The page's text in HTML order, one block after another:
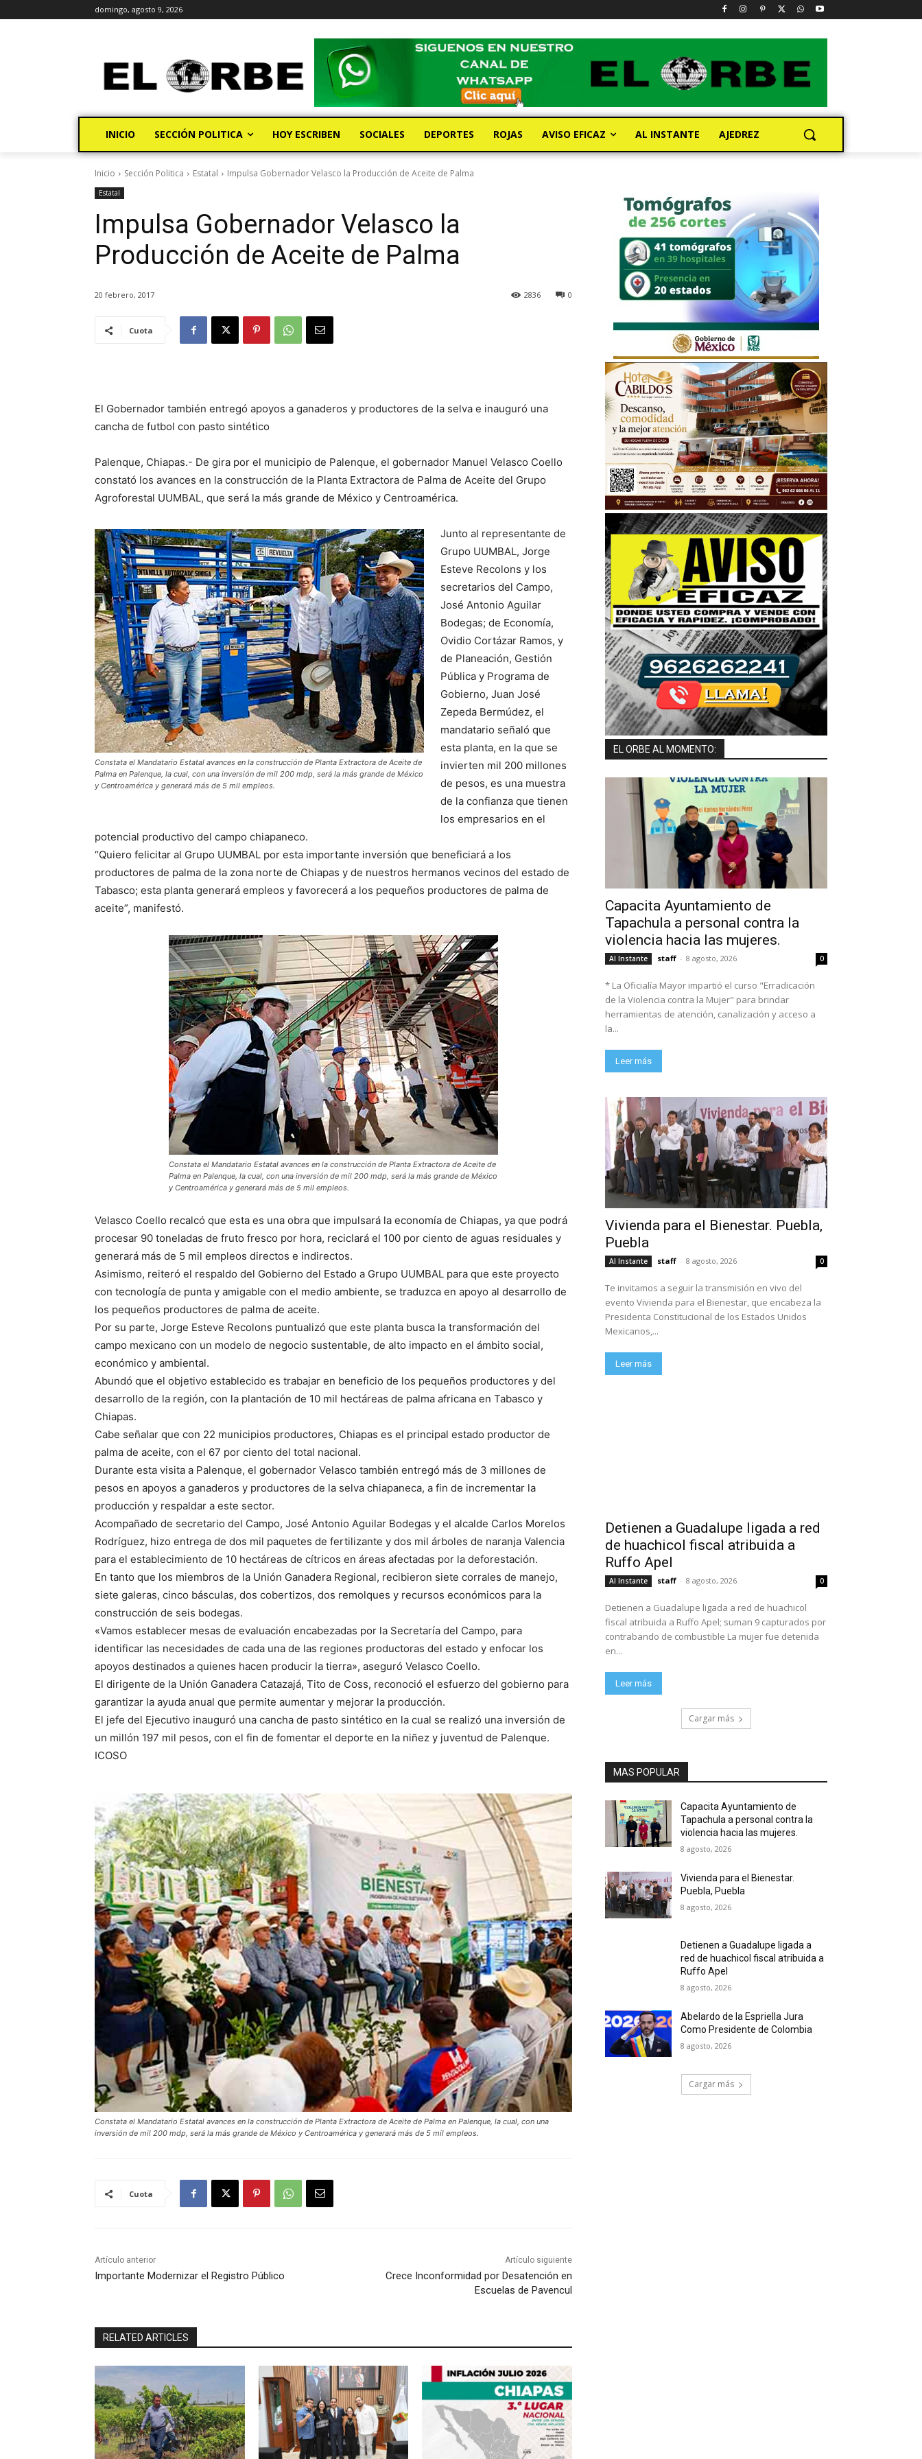
domingo, agosto 9, 2026
INICIO SECCIÓN POLITICA HOY ESCRIBEN SOCIALES DEPORTES ROJAS AVISO EFICAZ AL INSTANTE AJEDREZ
Inicio Sección Politica Estatal Impulsa Gobernador Velasco la Producción de Aceite de Palma
Estatal
Impulsa Gobernador Velasco la
Producción de Aceite de Palma
20 febrero, 2017 0
2836
Cuota
El Gobernador también entregó apoyos a ganaderos y productores de la selva e inauguró una
cancha de futbol con pasto sintético
Palenque, Chiapas.- De gira por el municipio de Palenque, el gobernador Manuel Velasco Coello
constató los avances en la construcción de la Planta Extractora de Palma de Aceite del Grupo
Agroforestal UUMBAL, que será la más grande de México y Centroamérica.
Constata el Mandatario Estatal avances en la construcción de Planta Extractora de Aceite de
Palma en Palenque, la cual, con una inversión de mil 200 mdp, será la más grande de México
y Centroamérica y generará más de 5 mil empleos.
Junto al representante de
Grupo UUMBAL, Jorge
Esteve Recolons y los
secretarios del Campo,
José Antonio Aguilar
Bodegas; de Economía,
Ovidio Cortázar Ramos, y
de Planeación, Gestión
Pública y Programa de
Gobierno, Juan José
Zepeda Bermúdez, el
mandatario señaló que
esta planta, en la que se
invierten mil 200 millones
de pesos, es una muestra
de la confianza que tienen
los empresarios en el
potencial productivo del campo chiapaneco.
“Quiero felicitar al Grupo UUMBAL por esta importante inversión que beneficiará a los
productores de palma de la zona norte de Chiapas y de nuestros hermanos vecinos del estado de
Tabasco; esta planta generará empleos y favorecerá a los pequeños productores de palma de
aceite”, manifestó.
Constata el Mandatario Estatal avances en la construcción de Planta Extractora de Aceite de
Palma en Palenque, la cual, con una inversión de mil 200 mdp, será la más grande de México
y Centroamérica y generará más de 5 mil empleos.
Velasco Coello recalcó que esta es una obra que impulsará la economía de Chiapas, ya que podrá
procesar 90 toneladas de fruto fresco por hora, reciclará el 100 por ciento de aguas residuales y
generará más de 5 mil empleos directos e indirectos.
Asimismo, reiteró el respaldo del Gobierno del Estado a Grupo UUMBAL para que este proyecto
con tecnología de punta y amigable con el medio ambiente, se traduzca en apoyo al desarrollo de
los pequeños productores de palma de aceite.
Por su parte, Jorge Esteve Recolons puntualizó que este planta busca la transformación del
campo mexicano con un modelo de negocio sustentable, de alto impacto en el ámbito social,
económico y ambiental.
Abundó que el objetivo establecido es trabajar en beneficio de los pequeños productores y del
desarrollo de la región, con la plantación de 10 mil hectáreas de palma africana en Tabasco y
Chiapas.
Cabe señalar que con 22 municipios productores, Chiapas es el principal estado productor de
palma de aceite, con el 67 por ciento del total nacional.
Durante esta visita a Palenque, el gobernador Velasco también entregó más de 3 millones de
pesos en apoyos a ganaderos y productores de la selva chiapaneca, a fin de incrementar la
producción y respaldar a este sector.
Acompañado de secretario del Campo, José Antonio Aguilar Bodegas y el alcalde Carlos Morelos
Rodríguez, hizo entrega de dos mil paquetes de fertilizante y dos mil árboles de naranja Valencia
para el establecimiento de 10 hectáreas de cítricos en áreas afectadas por la deforestación.
En tanto que los miembros de la Unión Ganadera Regional, recibieron siete corrales de manejo,
siete galeras, cinco básculas, dos cobertizos, dos remolques y recursos económicos para la
construcción de seis bodegas.
«Vamos establecer mesas de evaluación encabezadas por la Secretaría del Campo, para
identificar las necesidades de cada una de las regiones productoras del estado y enfocar los
apoyos destinados a quienes hacen producir la tierra», aseguró Velasco Coello.
El dirigente de la Unión Ganadera Catazajá, Tito de Coss, reconoció el esfuerzo del gobierno para
garantizar la ayuda anual que permite aumentar y mejorar la producción.
El jefe del Ejecutivo inauguró una cancha de pasto sintético en la cual se realizó una inversión de
un millón 197 mil pesos, con el fin de fomentar el deporte en la niñez y juventud de Palenque.
ICOSO
Constata el Mandatario Estatal avances en la construcción de Planta Extractora de Aceite de Palma en Palenque, la cual, con una
inversión de mil 200 mdp, será la más grande de México y Centroamérica y generará más de 5 mil empleos.
Cuota
Artículo anterior
Importante Modernizar el Registro Público
Artículo siguiente
Crece Inconformidad por Desatención en
Escuelas de Pavencul
RELATED ARTICLES
EL ORBE AL MOMENTO:
Capacita Ayuntamiento de
Tapachula a personal contra la
violencia hacia las mujeres.
Al Instante staff - 8 agosto, 2026 0
* La Oficialía Mayor impartió el curso "Erradicación
de la Violencia contra la Mujer" para brindar
herramientas de atención, canalización y acceso a
la...
Leer más
Vivienda para el Bienestar. Puebla,
Puebla
Al Instante staff - 8 agosto, 2026 0
Te invitamos a seguir la transmisión en vivo del
evento Vivienda para el Bienestar, que encabeza la
Presidenta Constitucional de los Estados Unidos
Mexicanos,...
Leer más
Detienen a Guadalupe ligada a red
de huachicol fiscal atribuida a
Ruffo Apel
Al Instante staff - 8 agosto, 2026 0
Detienen a Guadalupe ligada a red de huachicol
fiscal atribuida a Ruffo Apel; suman 9 capturados por
contrabando de combustible La mujer fue detenida
en...
Leer más
Cargar más
MAS POPULAR
Capacita Ayuntamiento de
Tapachula a personal contra la
violencia hacia las mujeres.
8 agosto, 2026
Vivienda para el Bienestar.
Puebla, Puebla
8 agosto, 2026
Detienen a Guadalupe ligada a
red de huachicol fiscal atribuida a
Ruffo Apel
8 agosto, 2026
Abelardo de la Espriella Jura
Como Presidente de Colombia
8 agosto, 2026
Cargar más